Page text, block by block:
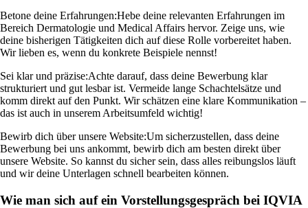
Betone deine Erfahrungen:Hebe deine relevanten Erfahrungen im
Bereich Dermatologie und Medical Affairs hervor. Zeige uns, wie
deine bisherigen Tätigkeiten dich auf diese Rolle vorbereitet haben.
Wir lieben es, wenn du konkrete Beispiele nennst!
Sei klar und präzise:Achte darauf, dass deine Bewerbung klar
strukturiert und gut lesbar ist. Vermeide lange Schachtelsätze und
komm direkt auf den Punkt. Wir schätzen eine klare Kommunikation –
das ist auch in unserem Arbeitsumfeld wichtig!
Bewirb dich über unsere Website:Um sicherzustellen, dass deine
Bewerbung bei uns ankommt, bewirb dich am besten direkt über
unsere Website. So kannst du sicher sein, dass alles reibungslos läuft
und wir deine Unterlagen schnell bearbeiten können.
Wie man sich auf ein Vorstellungsgespräch bei IQVIA